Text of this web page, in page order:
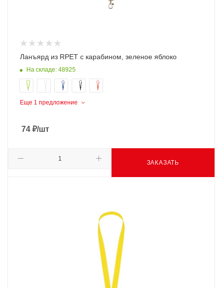
Ланъярд из RPET с карабином, зеленое яблоко
На складе: 48925
Еще 1 предложение
74 ₽/шт
ЗАКАЗАТЬ